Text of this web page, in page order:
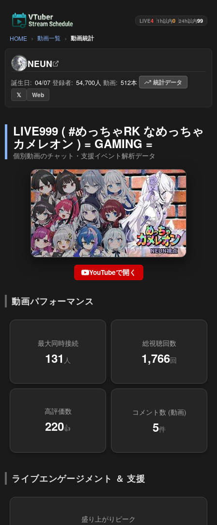
LIVE4 1h以内0 24h以内99
HOME 動画一覧 動画統計
NEUN
誕生日: 04/07 登録者: 54,700人 動画: 512本
統計データ
𝕏
Web
LIVE999 ( #めっちゃRK なめっちゃ
カメレオン ) = GAMING =
個別動画のチャット・支援イベント解析データ
YouTubeで開く
動画パフォーマンス
最大同時接続
131 人
総視聴回数
1,766回
高評価数
220👍
コメント数 (動画)
5件
ライブエンゲージメント ＆ 支援
盛り上がりピーク